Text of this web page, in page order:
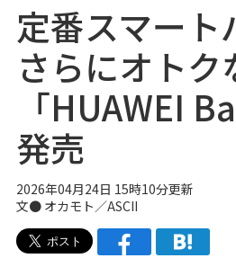
定番スマート
さらにオトク
「HUAWEI
発売
2026年04月24日 15時10分更新
文● オカモト／ASCII